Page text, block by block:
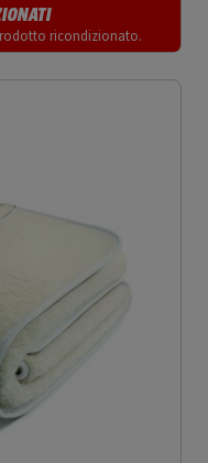
ricondizionato.